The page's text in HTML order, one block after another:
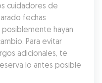
cuidadores de
fechas
hayan
Para evitar
adicionales, te
lo antes posible